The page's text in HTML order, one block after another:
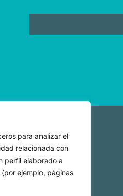
para analizar el
relacionada con
perfil elaborado a
ejemplo, páginas
web
Observatorio